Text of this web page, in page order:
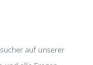
auf unserer